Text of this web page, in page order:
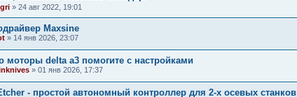
» 24 авг 2022, 19:01
Maxsine
» 14 янв 2026, 23:07
моторы delta a3 помогите с настройками
» 01 янв 2026, 17:37
- простой автономный контроллер для 2-х осевых станков